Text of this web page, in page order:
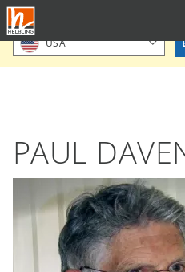
Direkt
zum
Inhalt
Bitte Standort bestätigen oder
USA
PAUL